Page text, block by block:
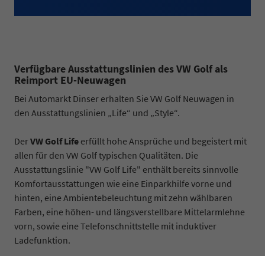
Verfügbare Ausstattungslinien des VW Golf als
Reimport EU-Neuwagen
Bei Automarkt Dinser erhalten Sie VW Golf Neuwagen in
den Ausstattungslinien „Life“ und „Style“.
DerVW Golf Life erfüllt hohe Ansprüche und begeistert mit
allen für den VW Golf typischen Qualitäten. Die
Ausstattungslinie "VW Golf Life" enthält bereits sinnvolle
Komfortausstattungen wie eine Einparkhilfe vorne und
hinten, eine Ambientebeleuchtung mit zehn wählbaren
Farben, eine höhen- und längsverstellbare Mittelarmlehne
vorn, sowie eine Telefonschnittstelle mit induktiver
Ladefunktion.